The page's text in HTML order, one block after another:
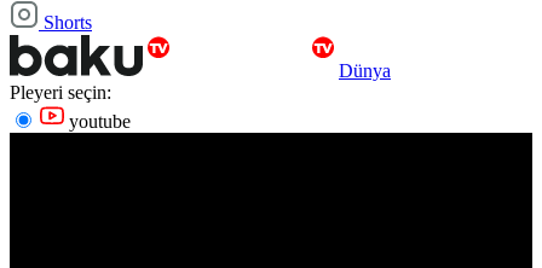
Shorts
Dünya
Pleyeri seçin:
youtube